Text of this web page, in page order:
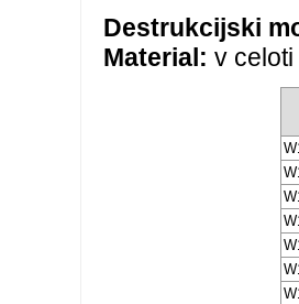
Destrukcijski
Material: v